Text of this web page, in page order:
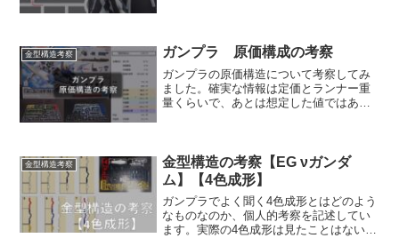
金型構造考察 ガンプラ 原価構成の考察
ガンプラの原価構造について考察してみ
ました。確実な情報は定価とランナー重
量くらいで、あとは想定した値ではあり
ん、製品原価構造を考えたいような人の
参考になればと思います。
金型構造考察
金型構造の考察【EG νガンダ
ム】【4色成形】
ガンプラでよく聞く4色成形とはどのよう
なものなのか、個人的考察を記述してい
ます。実際の4色成形は見たことはないで